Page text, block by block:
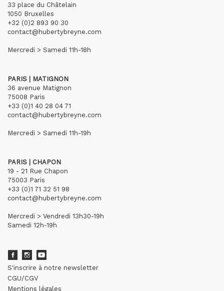
33 place du Châtelain
1050 Bruxelles
+32 (0)2 893 90 30
contact@hubertybreyne.com
Mercredi > Samedi 11h-18h
PARIS | MATIGNON
36 avenue Matignon
75008 Paris
+33 (0)1 40 28 04 71
contact@hubertybreyne.com
Mercredi > Samedi 11h-19h
PARIS | CHAPON
19 - 21 Rue Chapon
75003 Paris
+33 (0)1 71 32 51 98
contact@hubertybreyne.com
Mercredi > Vendredi 13h30-19h
Samedi 12h-19h
S'inscrire à notre newsletter
CGU/CGV
Mentions légales